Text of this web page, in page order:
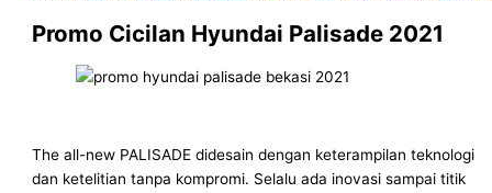
Promo Cicilan Hyundai Palisade 2021
The all-new PALISADE didesain dengan keterampilan teknologi
dan ketelitian tanpa kompromi. Selalu ada inovasi sampai titik